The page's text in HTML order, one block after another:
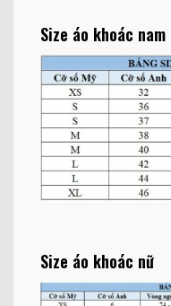
Size áo khoác nam
Size áo khoác nữ